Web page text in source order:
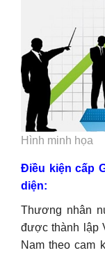
Hình minh họa
Điều kiện cấp
diện:
Thương nhân
được thành lập
Nam theo cam